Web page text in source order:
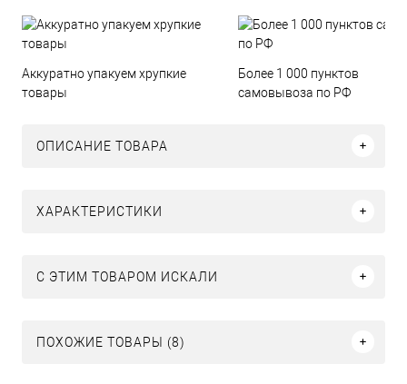
Аккуратно упакуем хрупкие
товары
Более 1 000 пунктов
самовывоза по РФ
ОПИСАНИЕ ТОВАРА
ХАРАКТЕРИСТИКИ
C ЭТИМ ТОВАРОМ ИСКАЛИ
ПОХОЖИЕ ТОВАРЫ (8)